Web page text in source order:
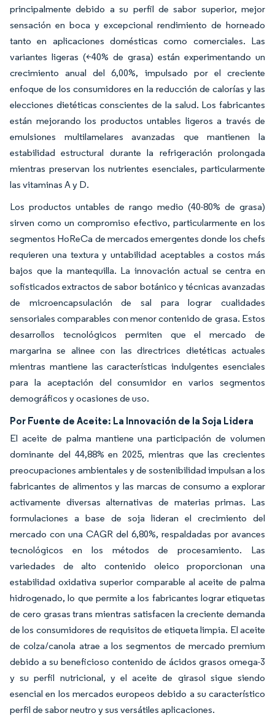
principalmente debido a su perfil de sabor superior, mejor
sensación en boca y excepcional rendimiento de horneado
tanto en aplicaciones domésticas como comerciales. Las
variantes ligeras (<40% de grasa) están experimentando un
crecimiento anual del 6,00%, impulsado por el creciente
enfoque de los consumidores en la reducción de calorías y las
elecciones dietéticas conscientes de la salud. Los fabricantes
están mejorando los productos untables ligeros a través de
emulsiones multilamelares avanzadas que mantienen la
estabilidad estructural durante la refrigeración prolongada
mientras preservan los nutrientes esenciales, particularmente
las vitaminas A y D.
Los productos untables de rango medio (40-80% de grasa)
sirven como un compromiso efectivo, particularmente en los
segmentos HoReCa de mercados emergentes donde los chefs
requieren una textura y untabilidad aceptables a costos más
bajos que la mantequilla. La innovación actual se centra en
sofisticados extractos de sabor botánico y técnicas avanzadas
de microencapsulación de sal para lograr cualidades
sensoriales comparables con menor contenido de grasa. Estos
desarrollos tecnológicos permiten que el mercado de
margarina se alinee con las directrices dietéticas actuales
mientras mantiene las características indulgentes esenciales
para la aceptación del consumidor en varios segmentos
demográficos y ocasiones de uso.
Por Fuente de Aceite: La Innovación de la Soja Lidera
El aceite de palma mantiene una participación de volumen
dominante del 44,88% en 2025, mientras que las crecientes
preocupaciones ambientales y de sostenibilidad impulsan a los
fabricantes de alimentos y las marcas de consumo a explorar
activamente diversas alternativas de materias primas. Las
formulaciones a base de soja lideran el crecimiento del
mercado con una CAGR del 6,80%, respaldadas por avances
tecnológicos en los métodos de procesamiento. Las
variedades de alto contenido oleico proporcionan una
estabilidad oxidativa superior comparable al aceite de palma
hidrogenado, lo que permite a los fabricantes lograr etiquetas
de cero grasas trans mientras satisfacen la creciente demanda
de los consumidores de requisitos de etiqueta limpia. El aceite
de colza/canola atrae a los segmentos de mercado premium
debido a su beneficioso contenido de ácidos grasos omega-3
y su perfil nutricional, y el aceite de girasol sigue siendo
esencial en los mercados europeos debido a su característico
perfil de sabor neutro y sus versátiles aplicaciones.